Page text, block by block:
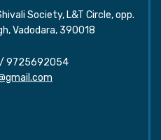
Society, L&T Circle, opp.
Vadodara, 390018
/ 9725692054